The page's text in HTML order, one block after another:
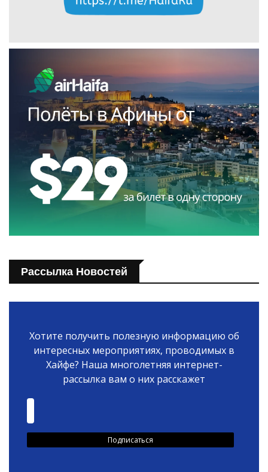
Рассылка Новостей
Хотите получить полезную информацию об
интересных мероприятиях, проводимых в
Хайфе? Наша многолетняя интернет-
рассылка вам о них расскажет